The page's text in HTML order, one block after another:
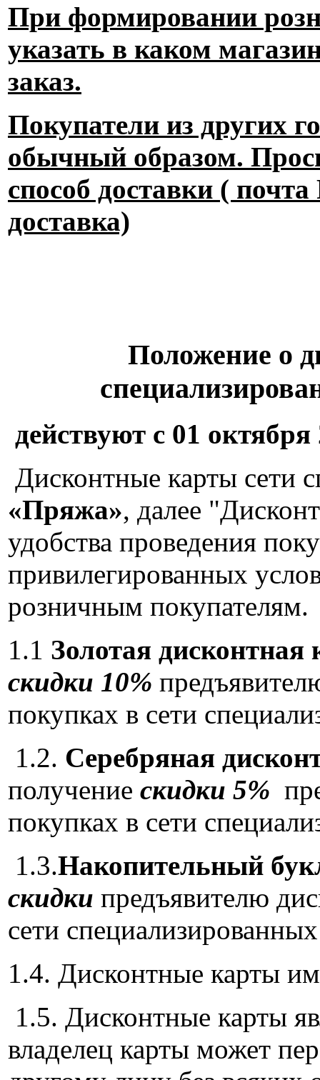
При формировании
указать в каком
заказ.
Покупатели из других
обычный образом.
способ доставки (
доставка)
Положение о
действуют с 01 октября
Дисконтные карты сети
«Пряжа», далее
удобства проведения
привилегированных
розничным покупателям.
1.1 Золотая дисконтная
скидки 10%
покупках в сети
1.2. Серебряная
получение скидки 5%
покупках в сети
1.3.Накопительный
скидки предъявителю
сети
1.4. Дисконтные карты
1.5. Дисконтные карты
владелец карты может